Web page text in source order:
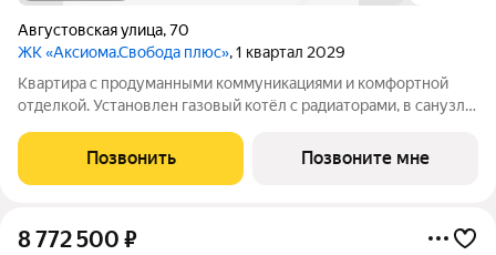
Августовская улица,70
ЖК «Аксиома.Свобода плюс», 1 квартал 2029
Квартира с продуманными коммуникациями и комфортной
отделкой. Установлен газовый котёл с радиаторами, в санузле
электропроводка с розетками и выключателями. Проведены
системы холодного и горячего
Позвонить Позвоните мне
8 772 500 ₽